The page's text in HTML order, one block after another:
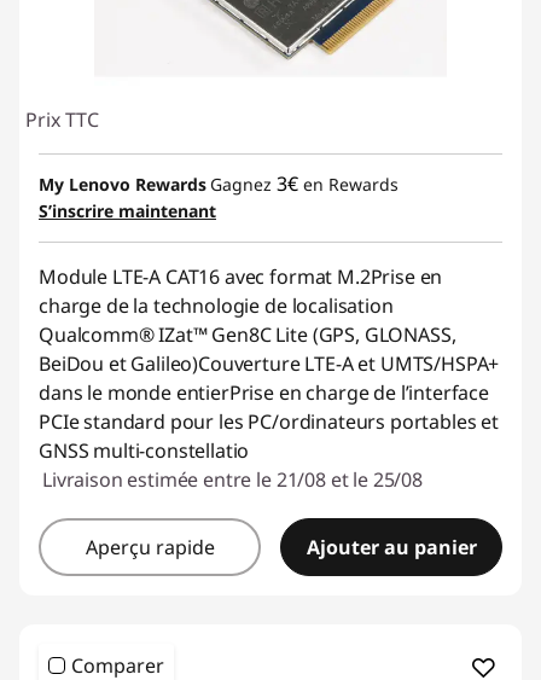
Prix TTC
My Lenovo Rewards Gagnez 3€ en Rewards
S’inscrire maintenant
Module LTE-A CAT16 avec format M.2Prise en
charge de la technologie de localisation
Qualcomm® IZat™ Gen8C Lite (GPS, GLONASS,
BeiDou et Galileo)Couverture LTE-A et UMTS/HSPA+
dans le monde entierPrise en charge de l’interface
PCIe standard pour les PC/ordinateurs portables et
GNSS multi-constellatio
Livraison estimée entre le 21/08 et le 25/08
Aperçu rapide Ajouter au panier
Comparer